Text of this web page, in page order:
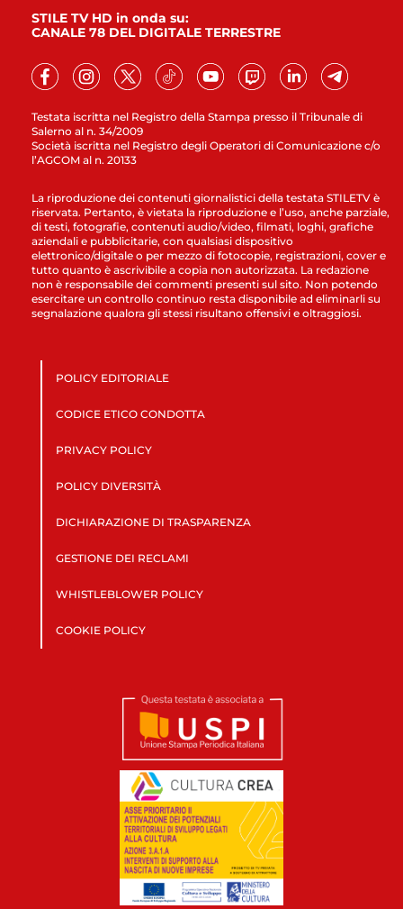
Testata iscritta nel Registro della Stampa presso il Tribunale di
Salerno al n. 34/2009
Società iscritta nel Registro degli Operatori di Comunicazione c/o
l’AGCOM al n. 20133
STILE TV HD in onda su:
CANALE 78 DEL DIGITALE TERRESTRE
La riproduzione dei contenuti giornalistici della testata STILETV è
riservata. Pertanto, è vietata la riproduzione e l’uso, anche parziale,
di testi, fotografie, contenuti audio/video, filmati, loghi, grafiche
aziendali e pubblicitarie, con qualsiasi dispositivo
elettronico/digitale o per mezzo di fotocopie, registrazioni, cover e
tutto quanto è ascrivibile a copia non autorizzata. La redazione
non è responsabile dei commenti presenti sul sito. Non potendo
esercitare un controllo continuo resta disponibile ad eliminarli su
segnalazione qualora gli stessi risultano offensivi e oltraggiosi.
POLICY EDITORIALE
CODICE ETICO CONDOTTA
PRIVACY POLICY
POLICY DIVERSITÀ
DICHIARAZIONE DI TRASPARENZA
GESTIONE DEI RECLAMI
WHISTLEBLOWER POLICY
COOKIE POLICY